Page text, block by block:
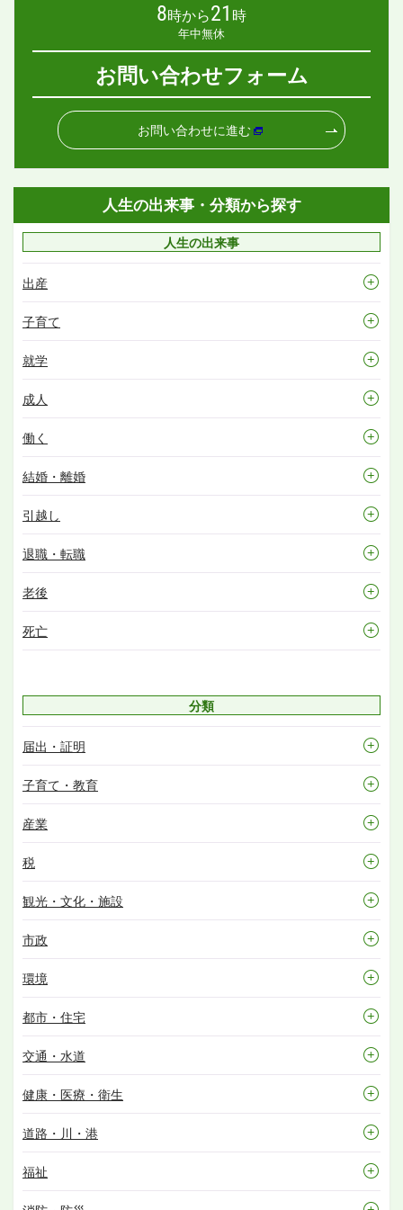
8時から21 時
年中無休
お問い合わせフォーム
お問い合わせに進む
人生の出来事・分類から探す
人生の出来事
出産
子育て
就学
成人
働く
結婚・離婚
引越し
退職・転職
老後
死亡
分類
届出・証明
子育て・教育
産業
税
観光・文化・施設
市政
環境
都市・住宅
交通・水道
健康・医療・衛生
道路・川・港
福祉